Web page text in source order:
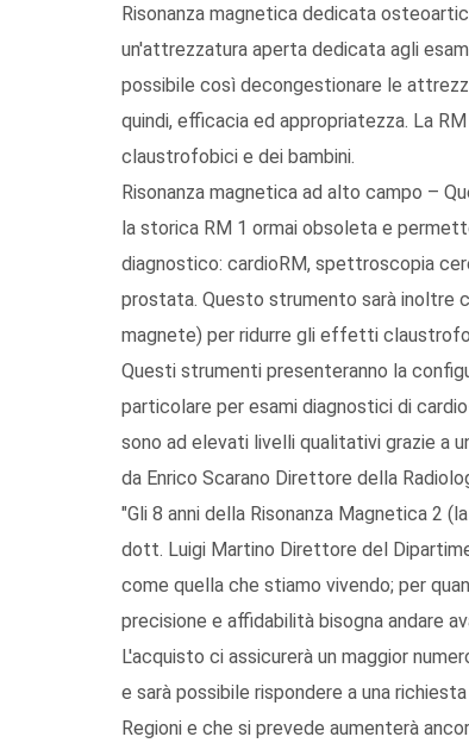
Risonanza magnetica dedicata
un'attrezzatura aperta dedicata agli
possibile così decongestionare le
quindi, efficacia ed appropriatezza. La
claustrofobici e dei bambini.
Risonanza magnetica ad alto campo –
la storica RM 1 ormai obsoleta e
diagnostico: cardioRM, spettroscopia
prostata. Questo strumento sarà inoltre
magnete) per ridurre gli effetti
Questi strumenti presenteranno la
particolare per esami diagnostici di
sono ad elevati livelli qualitativi grazie a
da Enrico Scarano Direttore della
"Gli 8 anni della Risonanza Magnetica 2
dott. Luigi Martino Direttore del
come quella che stiamo vivendo; per
precisione e affidabilità bisogna andare
L'acquisto ci assicurerà un maggior
e sarà possibile rispondere a una
Regioni e che si prevede aumenterà